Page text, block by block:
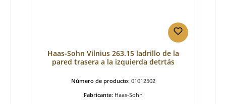
Haas-Sohn Vilnius 263.15 ladrillo de la
pared trasera a la izquierda detrtás
Número de producto: 01012502
Fabricante: Haas-Sohn